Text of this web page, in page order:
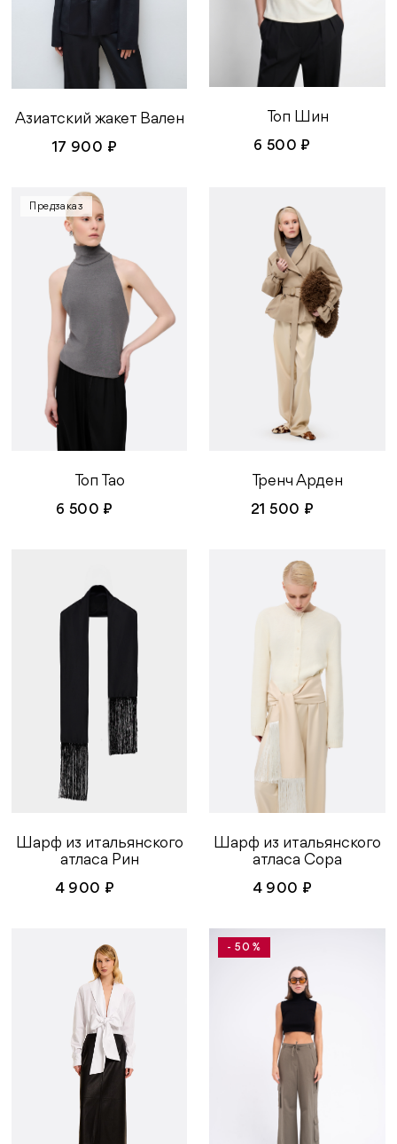
Азиатский жакет Вален
17 900 ₽
Топ Шин
6 500 ₽
Предзаказ
Топ Тао
6 500 ₽
Тренч Арден
21 500 ₽
Шарф из итальянского
атласа Рин
4 900 ₽
Шарф из итальянского
атласа Сора
4 900 ₽
- 50 %